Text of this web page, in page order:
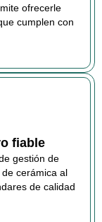
ofrecerle
cumplen con
fiable
gestión de
cerámica al
de calidad